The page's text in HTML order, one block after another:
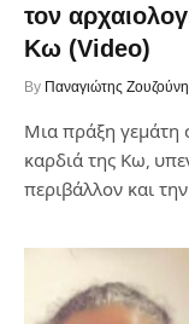
τον
Κω (Video)
By Παναγιώτης
Μια πράξη γεμάτη
καρδιά της Κω,
περιβάλλον και την